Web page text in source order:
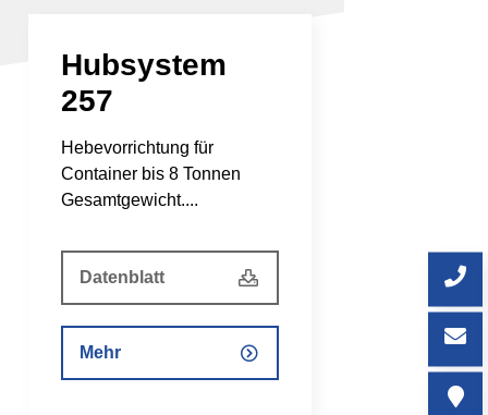
Hubsystem
257
Hebevorrichtung für
Container bis 8 Tonnen
Gesamtgewicht....
Datenblatt
Mehr